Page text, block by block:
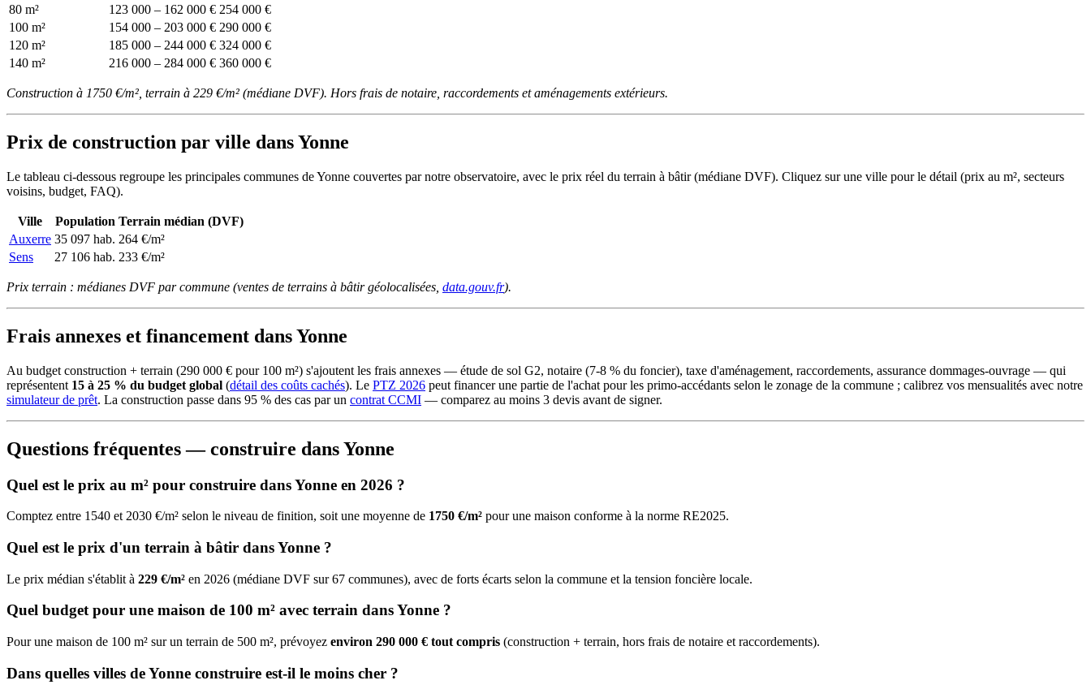
80 m²
123 000 – 162 000 € 254 000 €
100 m²
154 000 – 203 000 € 290 000 €
120 m²
185 000 – 244 000 € 324 000 €
140 m²
216 000 – 284 000 € 360 000 €
Construction à 1750 €/m², terrain à 229 €/m² (médiane DVF). Hors frais de notaire, raccordements et aménagements extérieurs.
Prix de construction par ville dans Yonne
Le tableau ci-dessous regroupe les principales communes de Yonne couvertes par notre observatoire, avec le prix réel du terrain à bâtir (médiane DVF). Cliquez sur une ville pour le détail (prix au m², secteurs
voisins, budget, FAQ).
Ville Population Terrain médian (DVF)
Auxerre 35 097 hab. 264 €/m²
Sens
27 106 hab. 233 €/m²
Prix terrain : médianes DVF par commune (ventes de terrains à bâtir géolocalisées, data.gouv.fr).
Frais annexes et financement dans Yonne
Au budget construction + terrain (290 000 € pour 100 m²) s'ajoutent les frais annexes — étude de sol G2, notaire (7-8 % du foncier), taxe d'aménagement, raccordements, assurance dommages-ouvrage — qui
représentent 15 à 25 % du budget global (détail des coûts cachés). Le PTZ 2026 peut financer une partie de l'achat pour les primo-accédants selon le zonage de la commune ; calibrez vos mensualités avec notre
simulateur de prêt. La construction passe dans 95 % des cas par un contrat CCMI — comparez au moins 3 devis avant de signer.
Questions fréquentes — construire dans Yonne
Quel est le prix au m² pour construire dans Yonne en 2026 ?
Comptez entre 1540 et 2030 €/m² selon le niveau de finition, soit une moyenne de 1750 €/m² pour une maison conforme à la norme RE2025.
Quel est le prix d'un terrain à bâtir dans Yonne ?
Le prix médian s'établit à 229 €/m² en 2026 (médiane DVF sur 67 communes), avec de forts écarts selon la commune et la tension foncière locale.
Quel budget pour une maison de 100 m² avec terrain dans Yonne ?
Pour une maison de 100 m² sur un terrain de 500 m², prévoyez environ 290 000 € tout compris (construction + terrain, hors frais de notaire et raccordements).
Dans quelles villes de Yonne construire est-il le moins cher ?